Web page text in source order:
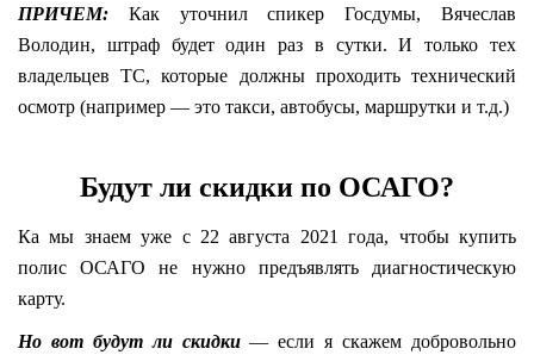
ПРИЧЕМ: Как уточнил спикер Госдумы, Вячеслав
Володин, штраф будет один раз в сутки. И только тех
владельцев ТС, которые должны проходить технический
осмотр (например — это такси, автобусы, маршрутки и т.д.)
Будут ли скидки по ОСАГО?
Ка мы знаем уже с 22 августа 2021 года, чтобы купить
полис ОСАГО не нужно предъявлять диагностическую
карту.
Но вот будут ли скидки— если я скажем добровольно